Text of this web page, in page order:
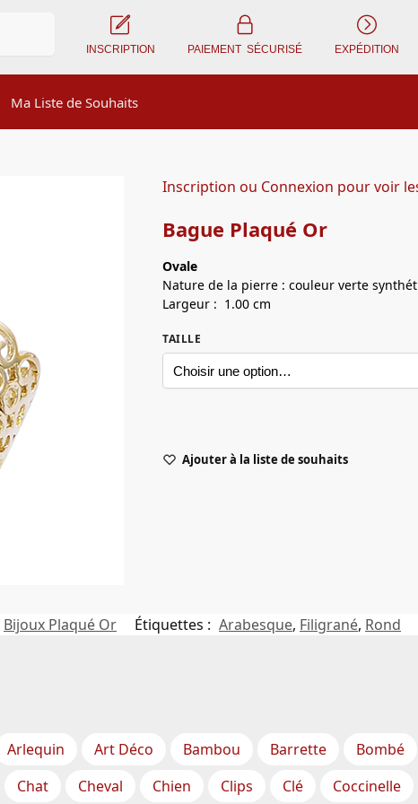
INSCRIPTION PAIEMENT SÉCURISÉ EXPÉDITION
Ma Liste de Souhaits
Inscription ou Connexion pour voir
Bague Plaqué Or
Ovale
Nature de la pierre : couleur verte
Largeur : 1.00 cm
TAILLE
Ajouter à la liste de souhaits
Bijoux Plaqué Or Étiquettes : Arabesque, Filigrané, Rond
Arlequin Art Déco Bambou Barrette Bombé
Chat Cheval Chien Clips Clé Coccinelle